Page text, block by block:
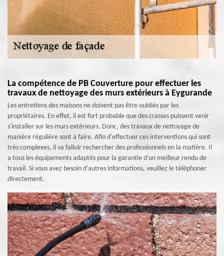
La compétence de PB Couverture pour effectuer les
travaux de nettoyage des murs extérieurs à Eygurande
Les entretiens des maisons ne doivent pas être oubliés par les
propriétaires. En effet, il est fort probable que des crasses puissent venir
s'installer sur les murs extérieurs. Donc, des travaux de nettoyage de
manière régulière sont à faire. Afin d'effectuer ces interventions qui sont
très complexes, il va falloir rechercher des professionnels en la matière. Il
a tous les équipements adaptés pour la garantie d'un meilleur rendu de
travail. Si vous avez besoin d'autres informations, veuillez le téléphoner
directement.